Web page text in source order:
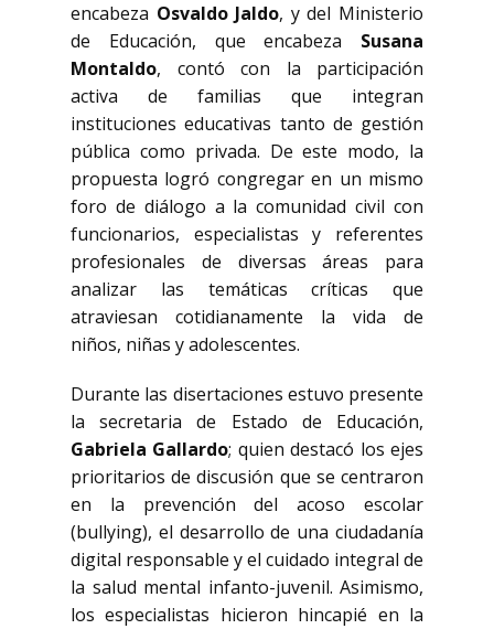
encabeza Osvaldo Jaldo, y del Ministerio
de Educación, que encabeza Susana
Montaldo, contó con la participación
activa de familias que integran
instituciones educativas tanto de gestión
pública como privada. De este modo, la
propuesta logró congregar en un mismo
foro de diálogo a la comunidad civil con
funcionarios, especialistas y referentes
profesionales de diversas áreas para
analizar las temáticas críticas que
atraviesan cotidianamente la vida de
niños, niñas y adolescentes.
Durante las disertaciones estuvo presente
la secretaria de Estado de Educación,
Gabriela Gallardo; quien destacó los ejes
prioritarios de discusión que se centraron
en la prevención del acoso escolar
(bullying), el desarrollo de una ciudadanía
digital responsable y el cuidado integral de
la salud mental infanto-juvenil. Asimismo,
los especialistas hicieron hincapié en la